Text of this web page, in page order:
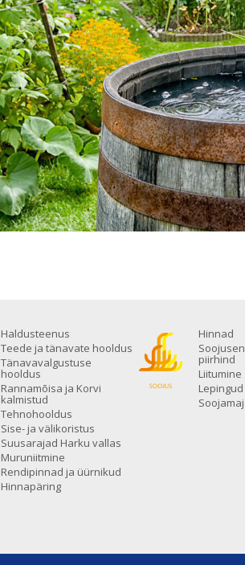
Haldusteenus
Teede ja tänavate hooldus
Tänavavalgustuse
hooldus
Rannamõisa ja Korvi
kalmistud
Tehnohooldus
Sise- ja välikoristus
Suusarajad Harku vallas
Muruniitmine
Rendipinnad ja üürnikud
Hinnapäring
Hinnad
piirhind
Liitumine
Lepingud